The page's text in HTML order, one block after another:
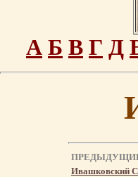
А Б В Г Д
Ивашковский